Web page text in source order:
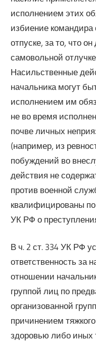
исполнением этих
избиение командира
отпуске, за то, что
самовольной
Насильственные
начальника могут
исполнением им
не во время
почве личных
(например, из
побуждений во
действия не
против военной
квалифицированы
УК РФ о
В ч. 2 ст. 334 УК РФ
ответственность за
отношении
группой лиц по
организованной
причинением
здоровью либо иных